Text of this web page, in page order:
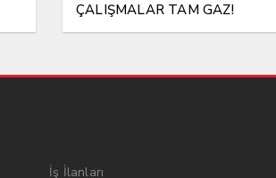
ÇALIŞMALAR TAM GAZ!
İş İlanları